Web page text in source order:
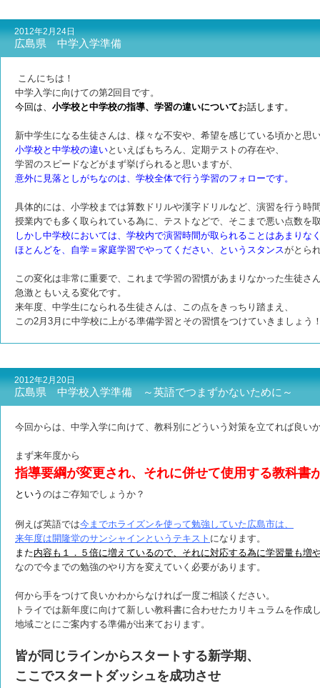
2012年2月24日
広島県 中学入学準備
こんにちは！
中学入学に向けての第2回目です。
今回は、 小学校と中学校の指導、学習の違いについてお話します。
新中学生になる生徒さんは、様々な不安や、希望を感じている頃かと思
小学校と中学校の違いといえばもちろん、定期テストの存在や、
学習のスピードなどがまず挙げられると思いますが、
意外に見落としがちなのは、学校全体で行う学習のフォローです。
具体的には、小学校までは算数ドリルや漢字ドリルなど、演習を行う時
授業内でも多く取られている為に、テストなどで、そこまで悪い点数を
しかし中学校においては、学校内で演習時間が取られることはあまりな
ほとんどを、自学＝家庭学習でやってください、というスタンスがとら
この変化は非常に重要で、これまで学習の習慣があまりなかった生徒さ
急激ともいえる変化です。
来年度、中学生になられる生徒さんは、この点をきっちり踏まえ、
この2月3月に中学校に上がる準備学習とその習慣をつけていきましょう
2012年2月20日
広島県 中学校入学準備 ～英語でつまずかないために～
今回からは、中学入学に向けて、教科別にどういう対策を立てれば良い
まず来年度から
指導要綱が変更され、それに併せて使用する教科書
という のはご存知でしょうか？
例えば英語では今までホライズンを使って勉強していた広島市は、
来年度は開隆堂のサンシャインというテキスト になります。
また内容も１．５倍に増えているので、それに対応する為に学習量も増
なので今までの勉強のやり方を変えていく必要があります。
何から手をつけて良いかわからなければ一度ご相談ください。
トライでは新年度に向けて新しい教科書に合わせたカリキュラムを作成
地域ごとにご案内する準備が出来ております。
皆が同じラインからスタートする新学期、
ここでスタートダッシュを成功させ